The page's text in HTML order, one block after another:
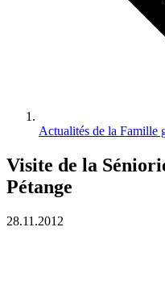
Actualités de la Famille
Visite de la
Pétange
28.11.2012